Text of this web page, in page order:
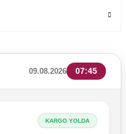
09.08.2026 07:45
KARGO YOLDA